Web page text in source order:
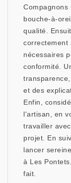
Compagnons
bouche-à-
qualité.
correctement
nécessaires
conformité.
et des
Enfin,
l'artisan, en
travailler
projet. En
lancer
à Les
fait.